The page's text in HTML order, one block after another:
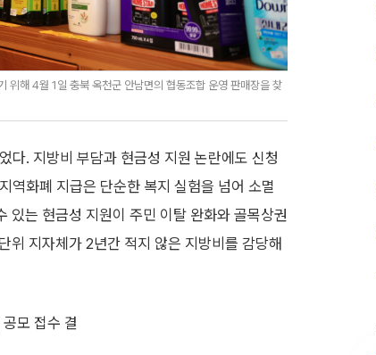
위해 4월 1일 충북 옥천군 안남면의 협동조합 운영 판매장을 찾
. 지방비 부담과 현금성 지원 논란에도 신청
화폐 지급은 단순한 복지 실험을 넘어 소멸
있는 현금성 지원이 주민 이탈 완화와 골목상권
위 지자체가 2년간 적지 않은 지방비를 감당해
모 접수 결